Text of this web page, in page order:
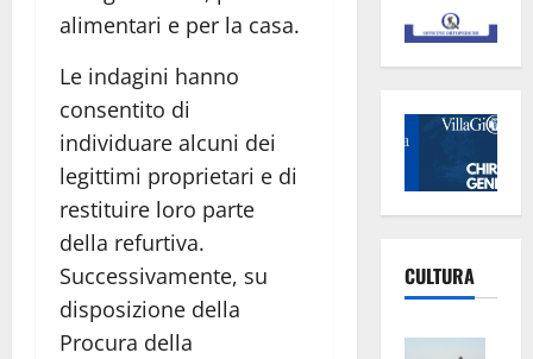
alimentari e per la casa.
Le indagini hanno
consentito di
individuare alcuni dei
legittimi proprietari e di
restituire loro parte
della refurtiva.
Successivamente, su
disposizione della
Procura della
CULTURA